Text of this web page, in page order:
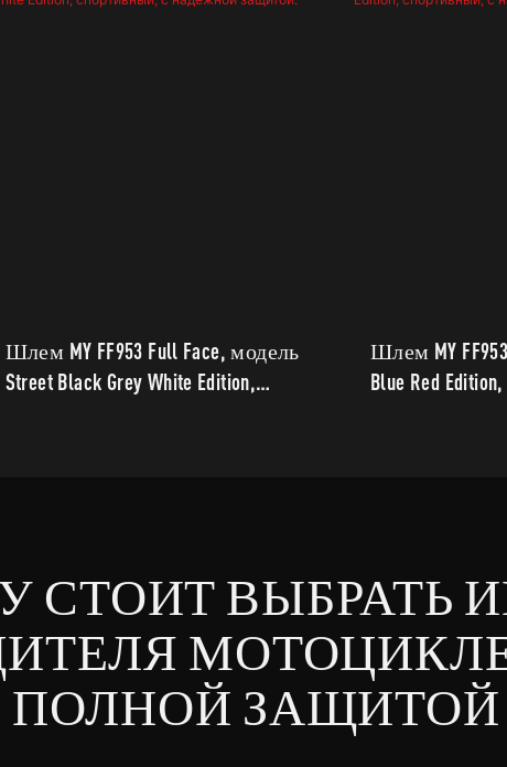
Шлем MY FF953 Full Face, модель
Street Black Grey White Edition,
Шлем MY
Blue Red
СТОИТ ВЫБРАТЬ
ПОЛНОЙ ЗАЩИТОЙ